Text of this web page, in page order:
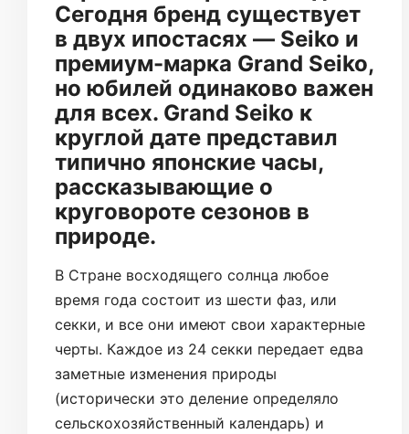
Сегодня бренд существует
в двух ипостасях — Seiko и
премиум-марка Grand Seiko,
но юбилей одинаково важен
для всех. Grand Seiko к
круглой дате представил
типично японские часы,
рассказывающие о
круговороте сезонов в
природе.
В Стране восходящего солнца любое
время года состоит из шести фаз, или
секки, и все они имеют свои характерные
черты. Каждое из 24 секки передает едва
заметные изменения природы
(исторически это деление определяло
сельскохозяйственный календарь) и